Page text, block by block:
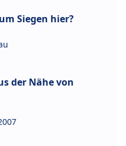
Siegen hier?
der Nähe von